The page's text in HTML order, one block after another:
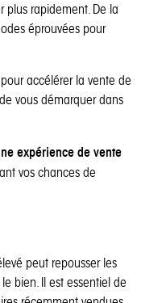
plus rapidement. De la
éprouvées pour
accélérer la vente de
vous démarquer dans
expérience de vente
vos chances de
peut repousser les
bien. Il est essentiel de